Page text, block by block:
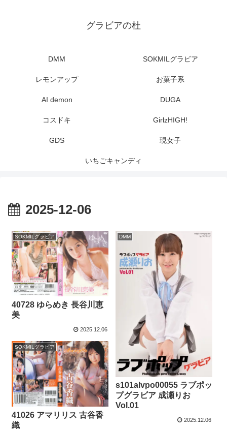
グラビアの杜
DMM SOKMILグラビア
レモンアップ お菓子系
AI demon DUGA
コスドキ GirlzHIGH!
GDS 現女子
いちごキャンディ
2025-12-06
SOKMILグラビア
40728 ゆらめき 長谷川恵
美
2025.12.06
DMM
s101alvpo00055 ラブポッ
プグラビア 成瀬りお
Vol.01
2025.12.06
SOKMILグラビア
41026 アマリリス 古谷香
織